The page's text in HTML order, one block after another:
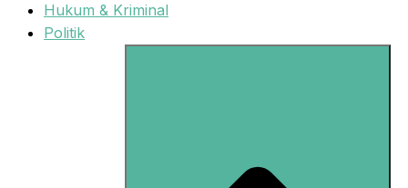
Hukum & Kriminal
Politik